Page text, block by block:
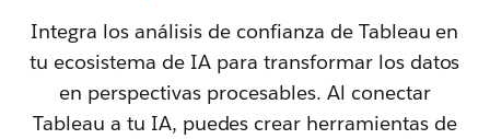
Integra los análisis de confianza de Tableau en
tu ecosistema de IA para transformar los datos
en perspectivas procesables. Al conectar
Tableau a tu IA, puedes crear herramientas de